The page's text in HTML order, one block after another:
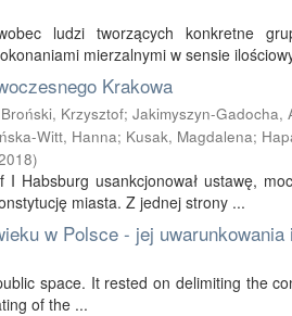
ludzi tworzących konkretne
mierzalnymi w sensie
Krakowa
Broński, Krzysztof; Jakimyszyn-Gadocha,
Witt, Hanna; Kusak, Magdalena;
)
usankcjonował ustawę,
miasta. Z jednej strony ...
w Polsce - jej
space. It rested on delimiting the
of the ...